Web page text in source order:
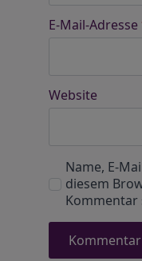
E-Mail-Adresse
Website
Name, E-
diesem
Kommentar